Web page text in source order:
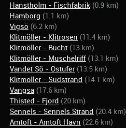
Hanstholm - Fischfabrik (0.9 km)
Hamborg (1.1 km)
Vigsö (6.2 km)
Klitmöller - Klitrosen (11.4 km)
Klitmöller - Bucht (13 km)
Klitmöller - Muschelriff (13.1 km)
Vandet Sö - Ostufer (13.5 km)
Klitmöller - Südstrand (14.1 km)
Vangsa (17.6 km)
Thisted - Fjord (20 km)
Sennels - Sennels Strand (20.4 km)
Amtoft - Amtoft Havn (22.6 km)